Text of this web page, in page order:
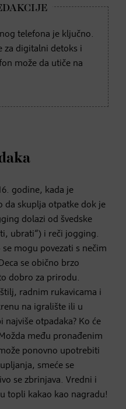
telefona je ključno.
za digitalni detoks i
može da utiče na
godine, kada je
da skuplja otpatke dok je
dolazi od švedske
ubrati“) i reči jogging.
mogu povezati s nečim
se obično brzo
dobro za prirodu.
radnim rukavicama i
na igralište ili u
najviše otpadaka? Ko će
među pronađenim
ponovno upotrebiti
smeće se
se zbrinjava. Vredni i
topli kakao kao nagradu!